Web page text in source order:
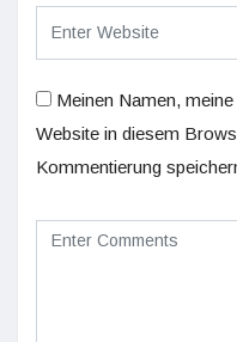
Meinen Namen,
Website in diesem
Kommentierung